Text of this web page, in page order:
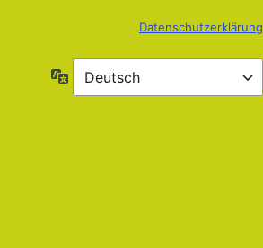
Datenschutzerklärung
Sprache